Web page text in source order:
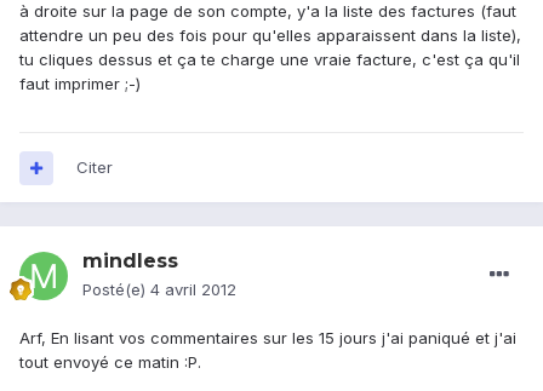
à droite sur la page de son compte, y'a la liste des factures (faut
attendre un peu des fois pour qu'elles apparaissent dans la liste),
tu cliques dessus et ça te charge une vraie facture, c'est ça qu'il
faut imprimer ;-)
Citer
mindless
Posté(e) 4 avril 2012
Arf, En lisant vos commentaires sur les 15 jours j'ai paniqué et j'ai
tout envoyé ce matin :P.